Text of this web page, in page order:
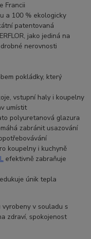
Francii
a 100 % ekologicky
patentovaná
jako jediná na
nerovnosti
pokládky, který
vstupní haly i koupelny
umístit
polyuretanová glazura
zabránit usazování
koupelny i kuchyně
L efektivně zabraňuje
únik tepla
vyrobeny v souladu s
zdraví, spokojenost